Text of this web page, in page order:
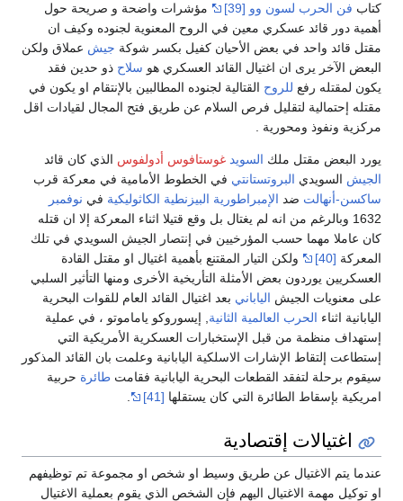
كتاب فن الحرب لسون وو [39]
مؤشرات واضحة و صريحة حول
أهمية دور قائد عسكري معين في الروح المعنوية لجنوده وكيف ان
مقتل قائد واحد في بعض الأحيان كفيل بكسر شوكة جيش عملاق ولكن
البعض الآخر يرى ان اغتيال القائد العسكري هو سلاح ذو حدين فقد
يكون لمقتله رفع للروح القتالية لجنوده المطالبين بالإنتقام او يكون في
مقتله إحتمالية لتقليل فرص السلام عن طريق فتح المجال لقيادات اقل
مركزية ونفوذ ومحورية .
يورد البعض مقتل ملك السويد غوستافوس أدولفوس الذي كان قائد
الجيش السويدي البروتستانتي في الخطوط الأمامية في معركة قرب
ساكسن-أنهالت ضد الإمبراطورية البيزنطية الكاثوليكية في نوفمبر
1632 وبالرغم من انه لم يغتال بل وقع قتيلا اثناء المعركة إلا ان قتله
كان عاملا مهما حسب المؤرخيين في إنتصار الجيش السويدي في تلك
المعركة [40]
ولكن التيار المقتنع بأهمية اغتيال او مقتل القادة
العسكريين يوردون بعض الأمثلة التأريخية الأخرى ومنها التأثير السلبي
على معنويات الجيش الياباني بعد اغتيال القائد العام للقوات البحرية
اليابانية اثناء الحرب العالمية الثانية, إيسوروكو ياماموتو ، في عملية
إستهداف منظمة من قبل الإستخبارات العسكرية الأمريكية التي
إستطاعت إلتقاط الإشارات الاسلكية اليابانية وعلمت بان القائد المذكور
سيقوم برحلة لتفقد القطعات البحرية اليابانية فقامت طائرة حربية
امريكية بإسقاط الطائرة التي كان يستقلها [41]
.
اغتيالات إقتصادية
عندما يتم الاغتيال عن طريق وسيط او شخص او مجموعة تم توظيفهم
او توكيل مهمة الاغتيال اليهم فإن الشخص الذي يقوم بعملية الاغتيال